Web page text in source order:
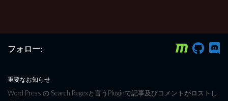
フォロー:
重要なお知らせ
Word Press の Search Regexと言うPluginで記事及びコメントがロストし